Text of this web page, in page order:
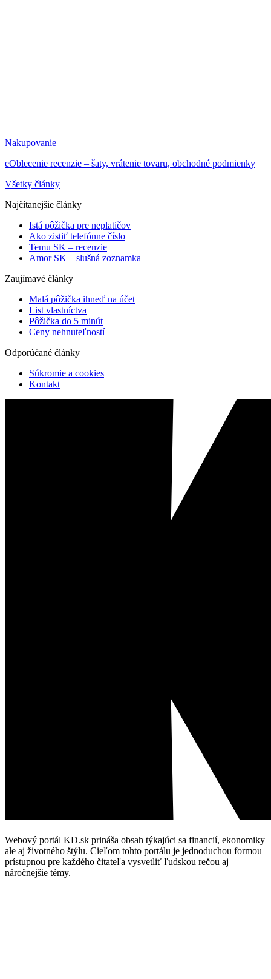
Nakupovanie
eOblecenie recenzie – šaty, vrátenie tovaru, obchodné podmienky
Všetky články
Najčítanejšie články
Istá pôžička pre neplatičov
Ako zistiť telefónne číslo
Temu SK – recenzie
Amor SK – slušná zoznamka
Zaujímavé články
Malá pôžička ihneď na účet
List vlastníctva
Pôžička do 5 minút
Ceny nehnuteľností
Odporúčané články
Súkromie a cookies
Kontakt
Webový portál KD.sk prináša obsah týkajúci sa financií, ekonomiky
ale aj životného štýlu. Cieľom tohto portálu je jednoduchou formou
prístupnou pre každého čitateľa vysvetliť ľudskou rečou aj
náročnejšie témy.